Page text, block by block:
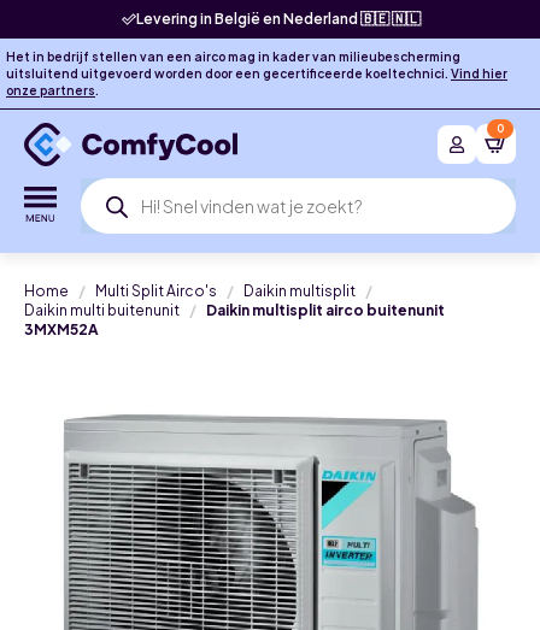
Levering in België en Nederland 🇧🇪 🇳🇱
Het in bedrijf stellen van een airco mag in kader van milieubescherming
uitsluitend uitgevoerd worden door een gecertificeerde koeltechnici. Vind hier
onze partners.
Producten
zoeken
0
Home Multi Split Airco's
Daikin multisplit
Daikin multi buitenunit
Daikin multisplit airco buitenunit
3MXM52A